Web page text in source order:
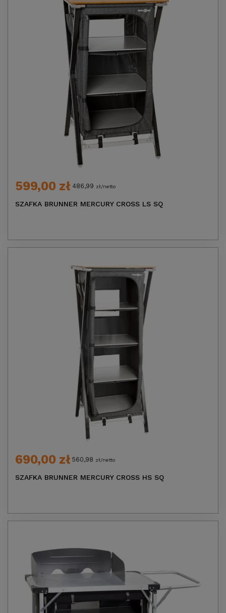
599,00 zł 486,99 zł/netto
SZAFKA BRUNNER MERCURY CROSS LS SQ
690,00 zł 560,98 zł/netto
SZAFKA BRUNNER MERCURY CROSS HS SQ